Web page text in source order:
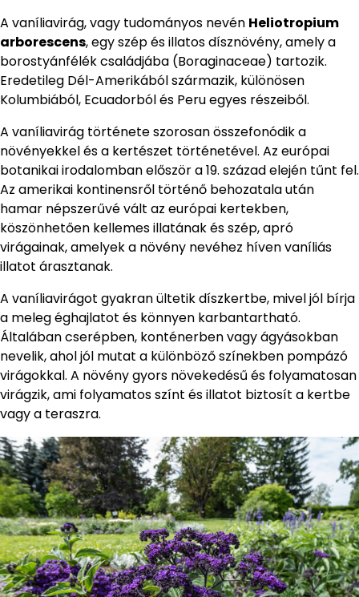
A vaníliavirág, vagy tudományos nevén Heliotropium
arborescens, egy szép és illatos dísznövény, amely a
borostyánfélék családjába (Boraginaceae) tartozik.
Eredetileg Dél-Amerikából származik, különösen
Kolumbiából, Ecuadorból és Peru egyes részeiből.
A vaníliavirág története szorosan összefonódik a
növényekkel és a kertészet történetével. Az európai
botanikai irodalomban először a 19. század elején tűnt fel.
Az amerikai kontinensről történő behozatala után
hamar népszerűvé vált az európai kertekben,
köszönhetően kellemes illatának és szép, apró
virágainak, amelyek a növény nevéhez híven vaníliás
illatot árasztanak.
A vaníliavirágot gyakran ültetik díszkertbe, mivel jól bírja
a meleg éghajlatot és könnyen karbantartható.
Általában cserépben, konténerben vagy ágyásokban
nevelik, ahol jól mutat a különböző színekben pompázó
virágokkal. A növény gyors növekedésű és folyamatosan
virágzik, ami folyamatos színt és illatot biztosít a kertbe
vagy a teraszra.